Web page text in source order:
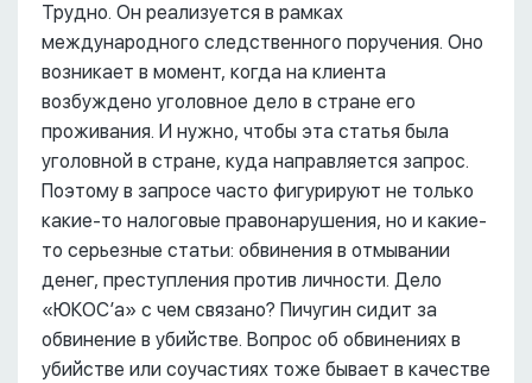
Трудно. Он реализуется в рамках
международного следственного поручения. Оно
возникает в момент, когда на клиента
возбуждено уголовное дело в стране его
проживания. И нужно, чтобы эта статья была
уголовной в стране, куда направляется запрос.
Поэтому в запросе часто фигурируют не только
какие-то налоговые правонарушения, но и какие-
то серьезные статьи: обвинения в отмывании
денег, преступления против личности. Дело
«ЮКОС’а» с чем связано? Пичугин сидит за
обвинение в убийстве. Вопрос об обвинениях в
убийстве или соучастиях тоже бывает в качестве